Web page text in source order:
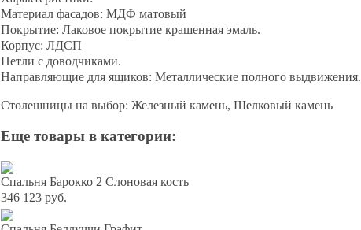
Материал фасадов: МДФ матовый
Покрытие: Лаковое покрытие крашенная эмаль.
Корпус: ЛДСП
Петли с доводчиками.
Направляющие для ящиков: Металлические полного выдвижения.
Столешницы на выбор: Железный камень, Шелковый камень
Еще товары в категории:
Спальня Барокко 2 Слоновая кость
346 123 руб.